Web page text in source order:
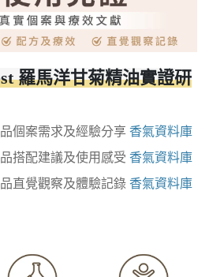
羅馬洋甘菊精油實證研
個案需求及經驗分享 香氣資料庫
搭配建議及使用感受 香氣資料庫
直覺觀察及體驗記錄 香氣資料庫